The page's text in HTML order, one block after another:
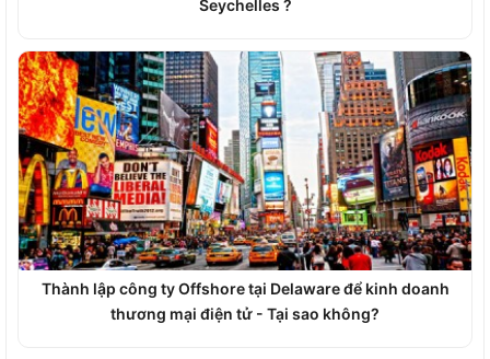
Seychelles ?
Thành lập công ty Offshore tại Delaware để kinh doanh
thương mại điện tử - Tại sao không?